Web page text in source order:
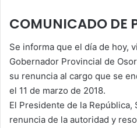
COMUNICADO DE
Se informa que el día de hoy,
Gobernador Provincial de
su renuncia al cargo que se
el 11 de marzo de 2018.
El Presidente de la República,
renuncia de la autoridad y